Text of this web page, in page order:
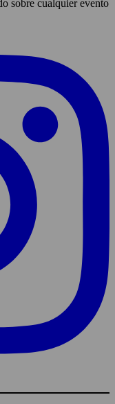
sobre cualquier evento